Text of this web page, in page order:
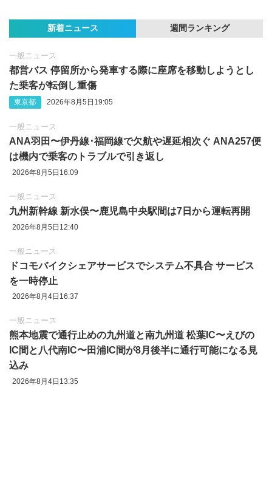
新着ニュース 週間ランキング
一般ニュース
都営バス 停留所から発車する際に座席を移動しようとし
た乗客が転倒し重傷
東京都 2026年8月5日19:05
一般ニュース
ANA羽田〜伊丹線･福岡線で欠航や遅延相次ぐ ANA257便
は機内で乗客のトラブルで引き返し
2026年8月5日16:09
一般ニュース
九州新幹線 新水俣〜鹿児島中央駅間は7日から運転再開
2026年8月5日12:40
一般ニュース
ドコモバイクシェアサービスでシステム不具合 サービス
を一時停止
2026年8月4日16:37
一般ニュース
熊本地震で通行止めの九州道と南九州道 松葉IC〜えびの
IC間と八代南IC〜田浦IC間が8月後半に通行可能になる見
込み
2026年8月4日13:35